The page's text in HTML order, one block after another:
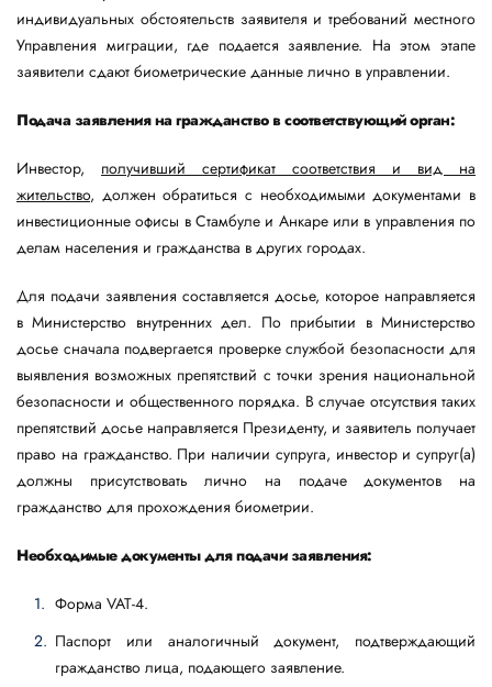
индивидуальных обстоятельств заявителя и требований местного
Управления миграции, где подается заявление. На этом этапе
заявители сдают биометрические данные лично в управлении.
Подача заявления на гражданство в соответствующий орган:
Инвестор, получивший сертификат соответствия и вид на
жительство, должен обратиться с необходимыми документами в
инвестиционные офисы в Стамбуле и Анкаре или в управления по
делам населения и гражданства в других городах.
Для подачи заявления составляется досье, которое направляется
в Министерство внутренних дел. По прибытии в Министерство
досье сначала подвергается проверке службой безопасности для
выявления возможных препятствий с точки зрения национальной
безопасности и общественного порядка. В случае отсутствия таких
препятствий досье направляется Президенту, и заявитель получает
право на гражданство. При наличии супруга, инвестор и супруг(а)
должны присутствовать лично на подаче документов на
гражданство для прохождения биометрии.
Необходимые документы для подачи заявления:
Форма VAT-4.
Паспорт или аналогичный документ, подтверждающий
гражданство лица, подающего заявление.